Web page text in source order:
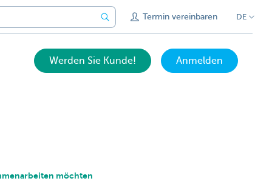
Termin vereinbaren DE
Werden Sie Kunde! Anmelden
möchten